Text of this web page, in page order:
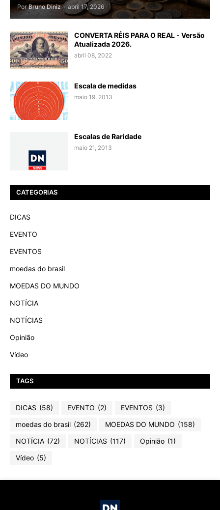
Por Bruno Diniz - abril 17, 2026
CONVERTA RÉIS PARA O REAL - Versão
Atualizada 2026.
abril 08, 2022
Escala de medidas
maio 19, 2013
Escalas de Raridade
maio 21, 2013
CATEGORIAS
DICAS
EVENTO
EVENTOS
moedas do brasil
MOEDAS DO MUNDO
NOTÍCIA
NOTÍCIAS
Opinião
Vídeo
TAGS
DICAS (58) EVENTO (2) EVENTOS (3)
moedas do brasil (262) MOEDAS DO MUNDO (158)
NOTÍCIA (72) NOTÍCIAS (117) Opinião (1)
Vídeo (5)